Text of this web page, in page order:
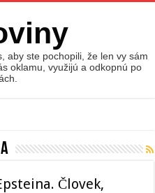
aby ste pochopili, že len vy sám
oklamu, využijú a odkopnú po
Človek,